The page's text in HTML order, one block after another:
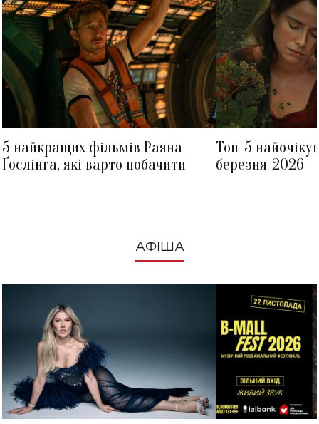
5 найкращих фільмів Раяна
Ґослінга, які варто побачити
Топ-5
березня-2026
АФІША